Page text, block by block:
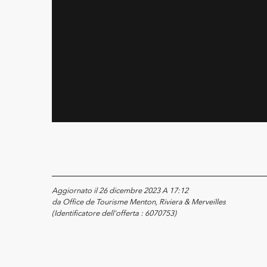
Aggiornato il 26 dicembre 2023 A 17:12
da Office de Tourisme Menton, Riviera & Merveilles
(Identificatore dell'offerta : 6070753)